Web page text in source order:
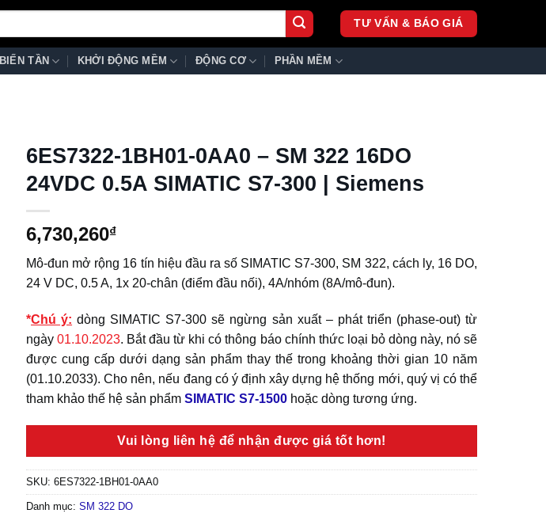
TƯ VẤN & BÁO GIÁ
BIẾN TẦN KHỞI ĐỘNG MỀM ĐỘNG CƠ PHẦN MỀM
6ES7322-1BH01-0AA0 – SM 322 16DO
24VDC 0.5A SIMATIC S7-300 | Siemens
6,730,260₫
Mô-đun mở rộng 16 tín hiệu đầu ra số SIMATIC S7-300, SM 322, cách ly, 16 DO,
24 V DC, 0.5 A, 1x 20-chân (điểm đầu nối), 4A/nhóm (8A/mô-đun).
*Chú ý: dòng SIMATIC S7-300 sẽ ngừng sản xuất – phát triển (phase-out) từ
ngày01.10.2023. Bắt đầu từ khi có thông báo chính thức loại bỏ dòng này, nó sẽ
được cung cấp dưới dạng sản phẩm thay thế trong khoảng thời gian 10 năm
(01.10.2033). Cho nên, nếu đang có ý định xây dựng hệ thống mới, quý vị có thể
tham khảo thế hệ sản phẩm SIMATIC S7-1500 hoặc dòng tương ứng.
Vui lòng liên hệ để nhận được giá tốt hơn!
SKU: 6ES7322-1BH01-0AA0
Danh mục: SM 322 DO